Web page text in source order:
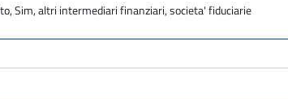
Sim, altri intermediari finanziari, societa' fiduciarie